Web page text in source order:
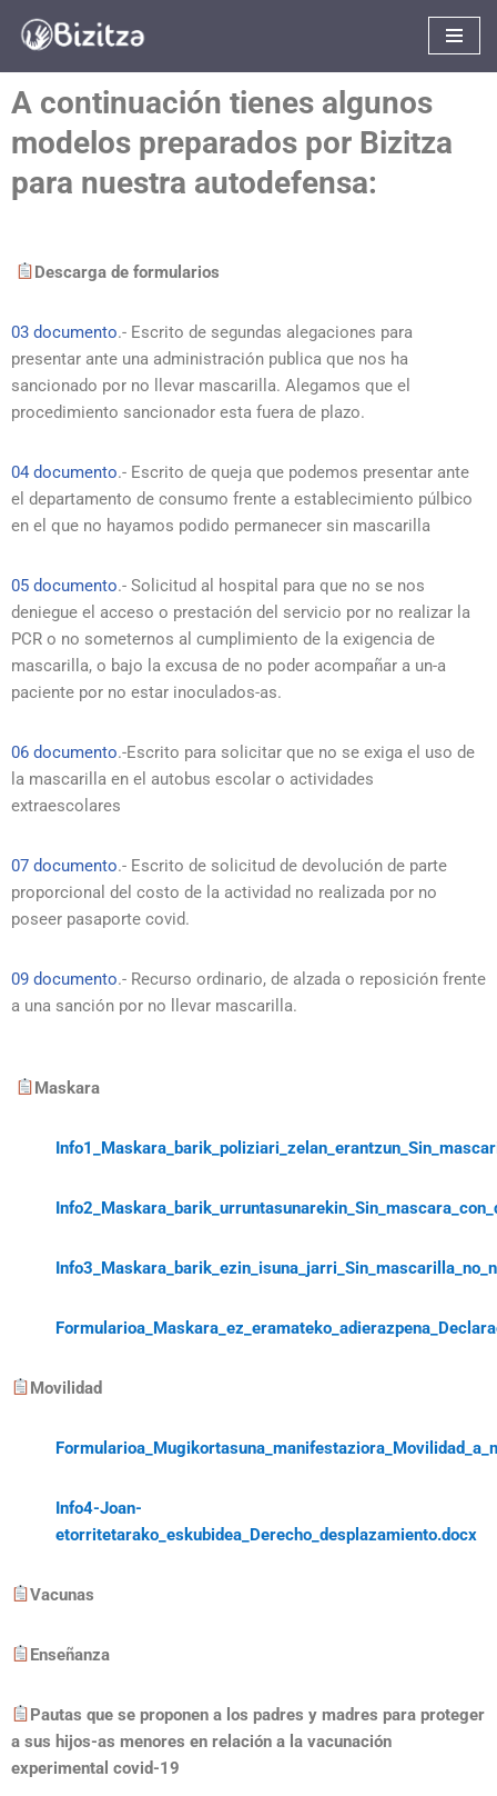
contenido
A continuación tienes algunos
modelos preparados por Bizitza
para nuestra autodefensa:
Descarga de formularios
03 documento.- Escrito de segundas alegaciones para
presentar ante una administración publica que nos ha
sancionado por no llevar mascarilla. Alegamos que el
procedimiento sancionador esta fuera de plazo.
04 documento.- Escrito de queja que podemos presentar ante
el departamento de consumo frente a establecimiento púlbico
en el que no hayamos podido permanecer sin mascarilla
05 documento.- Solicitud al hospital para que no se nos
deniegue el acceso o prestación del servicio por no realizar la
PCR o no someternos al cumplimiento de la exigencia de
mascarilla, o bajo la excusa de no poder acompañar a un-a
paciente por no estar inoculados-as.
06 documento.-Escrito para solicitar que no se exiga el uso de
la mascarilla en el autobus escolar o actividades
extraescolares
07 documento.- Escrito de solicitud de devolución de parte
proporcional del costo de la actividad no realizada por no
poseer pasaporte covid.
09 documento.- Recurso ordinario, de alzada o reposición frente
a una sanción por no llevar mascarilla.
Maskara
Movilidad
Info4-Joan-
etorritetarako_eskubidea_Derecho_desplazamiento.docx
Vacunas
Enseñanza
Pautas que se proponen a los padres y madres para proteger
a sus hijos-as menores en relación a la vacunación
experimental covid-19